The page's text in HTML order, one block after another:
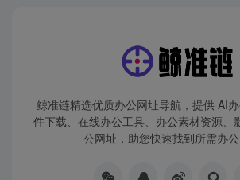
鲸准链精选优质办公网址导航，提供 AI
件下载、在线办公工具、办公素材资源、
公网址，助您快速找到所需办公